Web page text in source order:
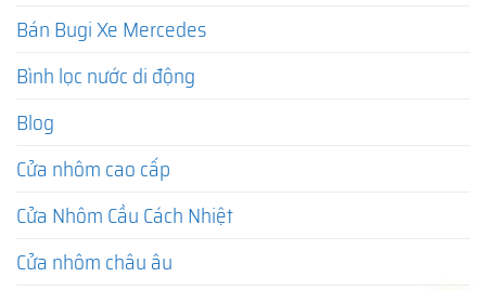
Bán Bugi Xe Mercedes
Bình lọc nước di động
Blog
Cửa nhôm cao cấp
Cửa Nhôm Cầu Cách Nhiệt
Cửa nhôm châu âu